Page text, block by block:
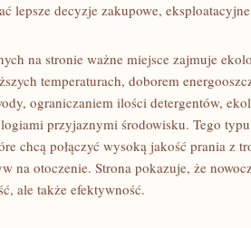
lepsze decyzje zakupowe,
na stronie ważne miejsce zajmuje
temperaturach, doborem
ograniczaniem ilości detergentów,
przyjaznymi środowisku. Tego
chcą połączyć wysoką jakość prania z
na otoczenie. Strona pokazuje, że
ale także efektywność.